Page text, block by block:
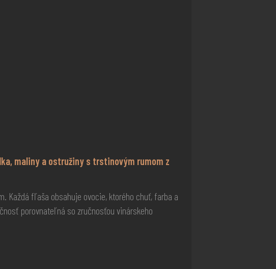
maliny a ostružiny s trstinovým rumom z
Každá fľaša obsahuje ovocie, ktorého chuť, farba a
porovnateľná so zručnosťou vinárskeho